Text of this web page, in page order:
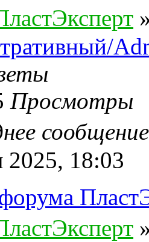
Просмотры
2025, 18:03